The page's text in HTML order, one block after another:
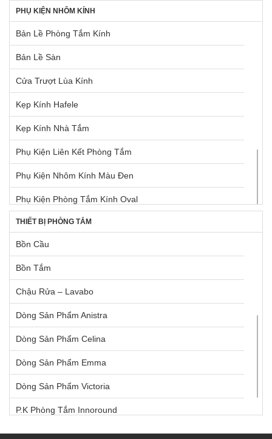
Rổ Kéo Dùng Cho Tủ Dưới
Rổ Kéo Góc
Tấm Lót Hộc Tủ
Tay Nắm Dạng Thanh Nhôm
Tay Nắm Tủ
Tay Nắm Tủ Âm
Tay Nâng Blum
Tay Nâng Hafele
Thùng Rác
Khay Cho Khung Kéo Elite
Khung Kéo Elite
Khung Treo Quần Áo Elite
PHỤ KIỆN NHÔM KÍNH
Bản Lề Phòng Tắm Kính
Bản Lề Sàn
Cửa Trượt Lùa Kính
Kẹp Kính Hafele
Kẹp Kính Nhà Tắm
Phụ Kiện Liên Kết Phòng Tắm
Phụ Kiện Nhôm Kính Màu Đen
Phụ Kiện Phòng Tắm Kính Oval
Phụ Kiện Phòng Tắm Kính Vuông
Ron Định Vị Kính
Tay Nắm Cửa Kính
THIẾT BỊ PHÒNG TẮM
Bồn Cầu
Bồn Tắm
Chậu Rửa – Lavabo
Dòng Sản Phẩm Anistra
Dòng Sản Phẩm Celina
Dòng Sản Phẩm Emma
Dòng Sản Phẩm Victoria
P.K Phòng Tắm Innoround
P.K Phòng Tắm Innosquare